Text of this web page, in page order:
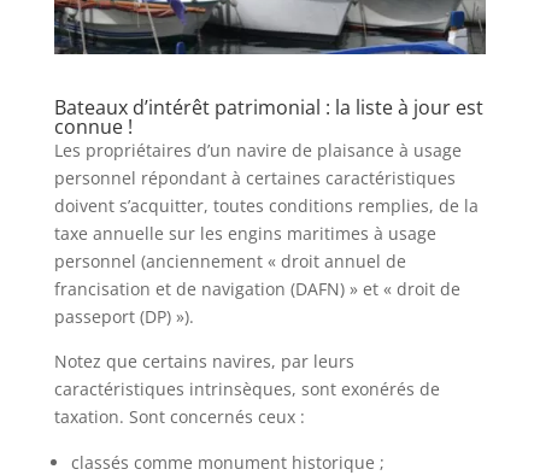
Bateaux d’intérêt patrimonial : la liste à jour est
connue !
Les propriétaires d’un navire de plaisance à usage
personnel répondant à certaines caractéristiques
doivent s’acquitter, toutes conditions remplies, de la
taxe annuelle sur les engins maritimes à usage
personnel (anciennement « droit annuel de
francisation et de navigation (DAFN) » et « droit de
passeport (DP) »).
Notez que certains navires, par leurs
caractéristiques intrinsèques, sont exonérés de
taxation. Sont concernés ceux :
classés comme monument historique ;